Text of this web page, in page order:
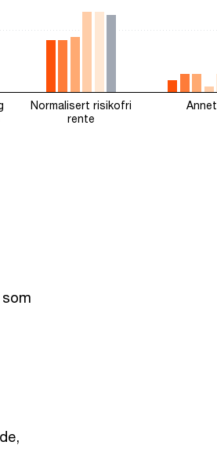
Normalisert risikofri
rente
Annet